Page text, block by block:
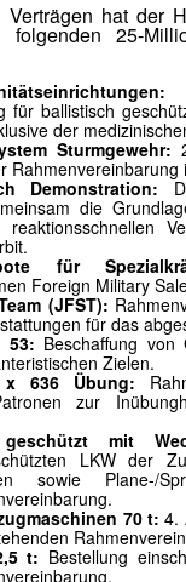
hat der
25-
für ballistisch
der
Sturmgewehr:
Rahmenvereinbarung
Demonstration:
die
für
Foreign Military
(JFST):
für das
53: Beschaffung von
Zielen.
636 Übung:
zur
mit
LKW der
sowie Plane-/
70 t:4.
t: Bestellung